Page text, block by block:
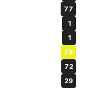
77
1
1
78
72
29